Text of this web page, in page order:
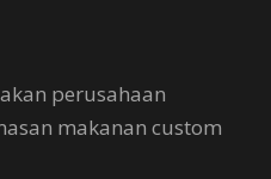
perusahaan
makanan custom